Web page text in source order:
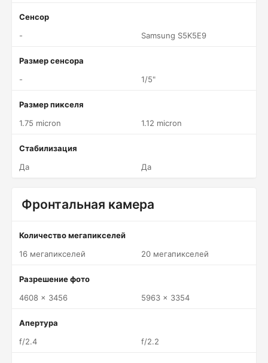
Сенсор
-
Samsung S5K5E9
Размер сенсора
-
1/5"
Размер пикселя
1.75 micron
1.12 micron
Стабилизация
Да
Да
Фронтальная камера
Количество мегапикселей
16 мегапикселей
20 мегапикселей
Разрешение фото
4608 x 3456
5963 x 3354
Апертура
f/2.4
f/2.2